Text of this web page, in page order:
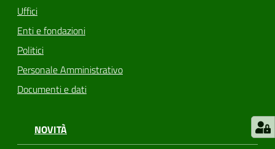
Uffici
Enti e fondazioni
Politici
Personale Amministrativo
Documenti e dati
NOVITÀ